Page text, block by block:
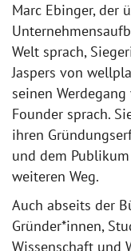
Marc Ebinger, der
Welt sprach,
Jaspers von
seinen
Founder sprach.
ihren
und dem
weiteren Weg.
Auch abseits der
Gründer*innen,
Wissenschaft und